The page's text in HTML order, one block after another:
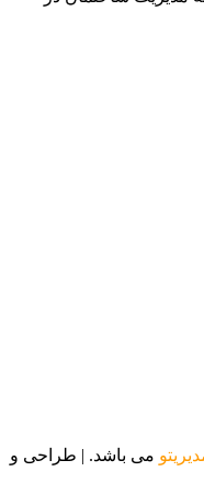
می باشد. | طراحی و